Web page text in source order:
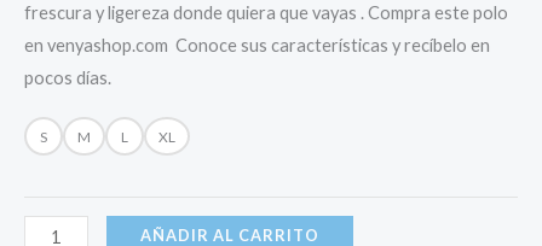
frescura y ligereza donde quiera que vayas . Compra este polo
en venyashop.com Conoce sus características y recíbelo en
pocos días.
S M L XL
AÑADIR AL CARRITO